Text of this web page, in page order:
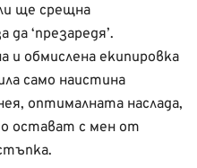
ще срещна
‘презаредя’.
и обмислена екипировка
само наистина
оптималната наслада,
остават с мен от